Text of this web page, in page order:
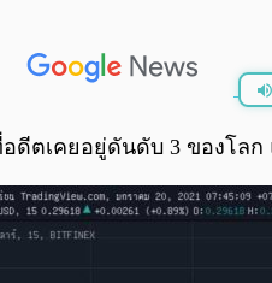
ดีตเคยอยู่ดันดับ 3 ของโลก